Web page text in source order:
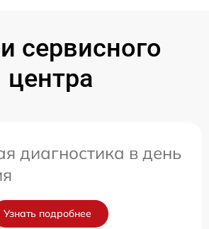
сервисного
центра
диагностика в день
Узнать подробнее